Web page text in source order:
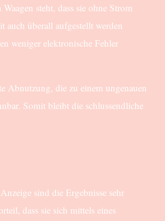
steht, dass sie ohne Strom
auch überall aufgestellt werden
weniger elektronische Fehler
Abnutzung, die zu einem ungenauen
Somit bleibt die schlussendliche
sind die Ergebnisse sehr
dass sie sich mittels eines